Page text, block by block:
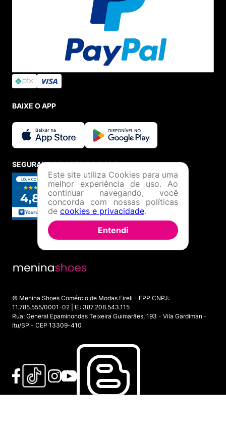
BAIXE O APP
SEGURANÇA E CREDIBILIDADE
© Menina Shoes Comércio de Modas Eireli - EPP CNPJ:
11.785.555/0001-02 | IE: 387.208.543.115
Rua: General Epaminondas Teixeira Guimarães, 193 - Vila Gardiman -
Itu/SP - CEP 13309-410
Este site utiliza Cookies para uma
melhor experiência de uso. Ao
continuar navegando, você
concorda com nossas políticas
de cookies e privacidade.
Entendi